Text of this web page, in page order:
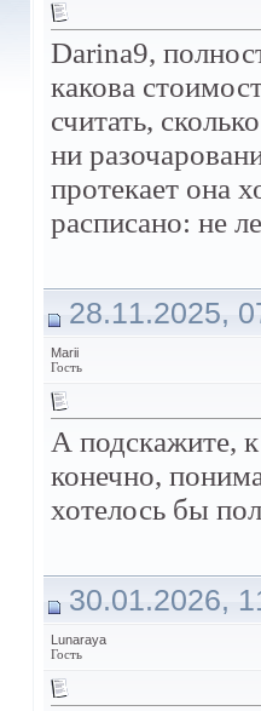
Darina9,
какова
считать,
ни
протекает она
расписано: не
28.11.2025,
Marii
Гость
А подскажите,
конечно,
хотелось бы
30.01.2026,
Lunaraya
Гость